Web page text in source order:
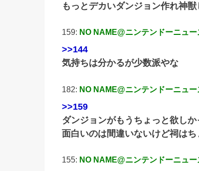
もっとデカいダンジョン作れ神
159: NO NAME@ニンテンドーニュー
>>144
気持ちは分かるが少数派やな
182: NO NAME@ニンテンドーニュー
>>159
ダンジョンがもうちょっと欲し
面白いのは間違いないけど祠は
155: NO NAME@ニンテンドーニュー